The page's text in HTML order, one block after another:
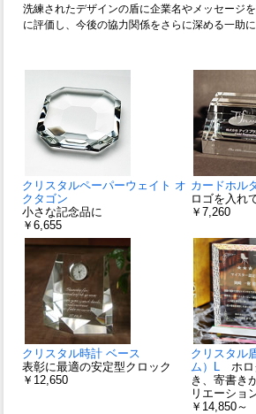
洗練されたデザインの盾に企業名やメッセージ
に評価し、今後の協力関係をさらに深める一助に
クリスタルペーパーウェイト オ
クタゴン
小さな記念品に
￥6,655
カードホル
ロゴを入れ
￥7,260
クリスタル時計 ベース
表彰に最適の安定型クロック
￥12,650
クリスタル
ム）L
ホロ
き、寄書き
リエーショ
￥14,850～